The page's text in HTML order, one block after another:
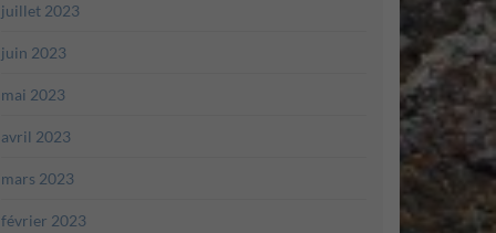
juillet 2023
juin 2023
mai 2023
avril 2023
mars 2023
février 2023